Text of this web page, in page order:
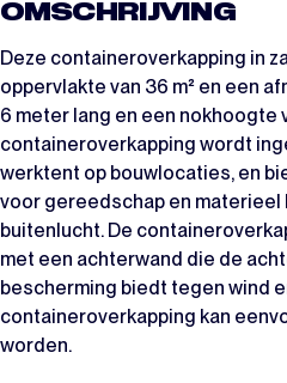
OMSCHRIJVING
Deze containeroverkapping in
oppervlakte van 36 m² en een
6 meter lang en een nokhoogte
containeroverkapping wordt
werktent op bouwlocaties, en
voor gereedschap en materieel
buitenlucht. De
met een achterwand die de
bescherming biedt tegen wind
containeroverkapping kan
worden.